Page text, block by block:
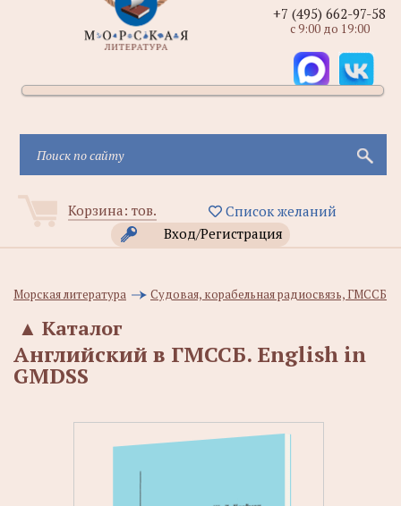
Корзина: тов.
Список желаний
Вход/Регистрация
+7 (495) 662-97-58
с 9:00 до 19:00
Морская литература Судовая, корабельная радиосвязь, ГМССБ
Каталог
▲
Английский в ГМССБ. English in
GMDSS